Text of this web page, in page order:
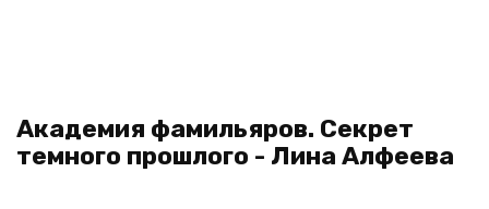
Академия фамильяров. Секрет
темного прошлого - Лина Алфеева